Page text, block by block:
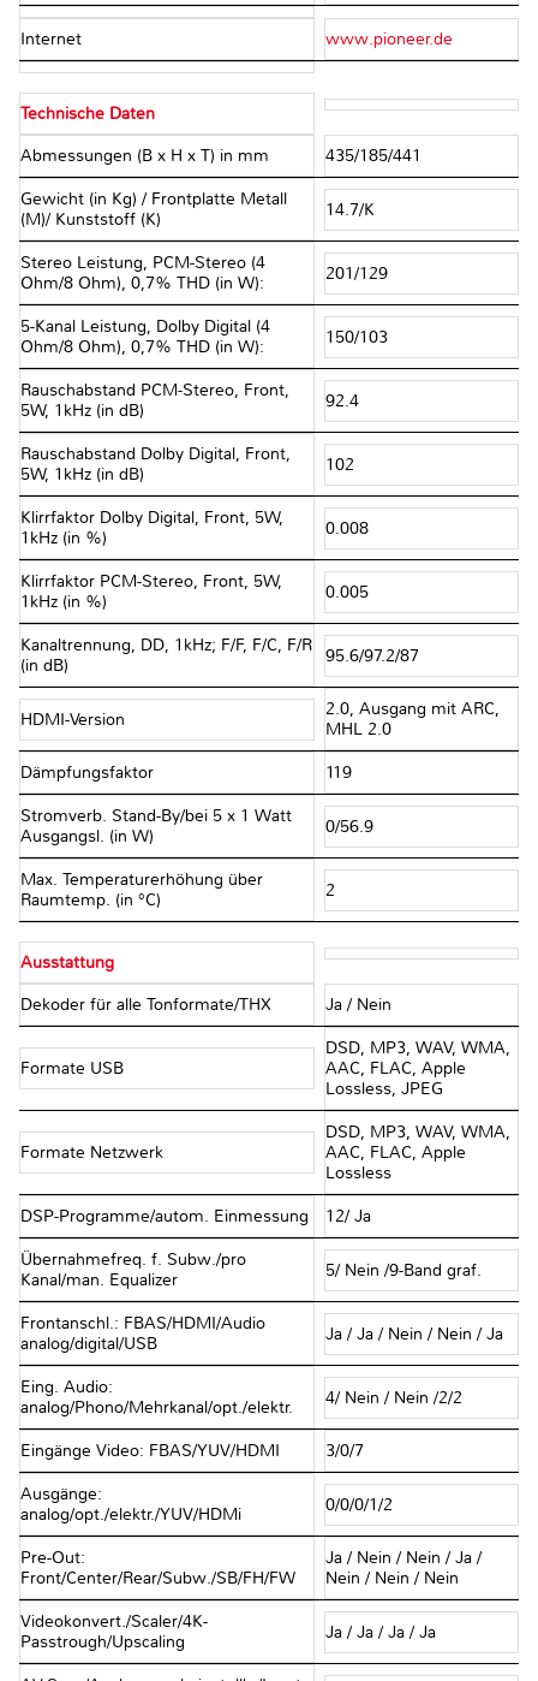
Internet www.pioneer.de
Technische Daten
Abmessungen (B x H x T) in mm 435/185/441
Gewicht (in Kg) / Frontplatte Metall
(M)/ Kunststoff (K)
14.7/K
Stereo Leistung, PCM-Stereo (4
Ohm/8 Ohm), 0,7% THD (in W):
201/129
5-Kanal Leistung, Dolby Digital (4
Ohm/8 Ohm), 0,7% THD (in W):
150/103
Rauschabstand PCM-Stereo, Front,
5W, 1kHz (in dB)
92.4
Rauschabstand Dolby Digital, Front,
5W, 1kHz (in dB)
102
Klirrfaktor Dolby Digital, Front, 5W,
1kHz (in %)
0.008
Klirrfaktor PCM-Stereo, Front, 5W,
1kHz (in %)
0.005
Kanaltrennung, DD, 1kHz; F/F, F/C, F/R
(in dB)
95.6/97.2/87
HDMI-Version
2.0, Ausgang mit ARC,
MHL 2.0
Dämpfungsfaktor 119
Stromverb. Stand-By/bei 5 x 1 Watt
Ausgangsl. (in W)
0/56.9
Max. Temperaturerhöhung über
Raumtemp. (in °C)
2
Ausstattung
Dekoder für alle Tonformate/THX Ja / Nein
Formate USB
DSD, MP3, WAV, WMA,
AAC, FLAC, Apple
Lossless, JPEG
Formate Netzwerk
DSD, MP3, WAV, WMA,
AAC, FLAC, Apple
Lossless
DSP-Programme/autom. Einmessung 12/ Ja
Übernahmefreq. f. Subw./pro
Kanal/man. Equalizer
5/ Nein /9-Band graf.
Frontanschl.: FBAS/HDMI/Audio
analog/digital/USB
Ja / Ja / Nein / Nein / Ja
Eing. Audio:
analog/Phono/Mehrkanal/opt./elektr.
4/ Nein / Nein /2/2
Eingänge Video: FBAS/YUV/HDMI 3/0/7
Ausgänge:
analog/opt./elektr./YUV/HDMi
0/0/0/1/2
Pre-Out:
Front/Center/Rear/Subw./SB/FH/FW
Ja / Nein / Nein / Ja /
Nein / Nein / Nein
Videokonvert./Scaler/4K-
Passtrough/Upscaling
Ja / Ja / Ja / Ja